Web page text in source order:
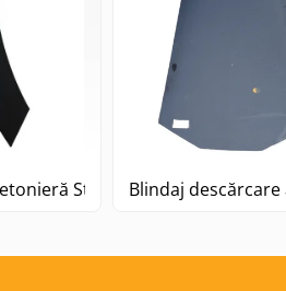
Stetter Blindaj